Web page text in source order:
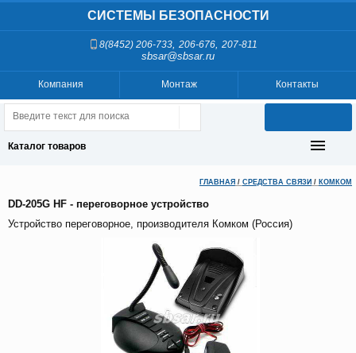
СИСТЕМЫ БЕЗОПАСНОСТИ
8(8452) 206-733, 206-676, 207-811
sbsar@sbsar.ru
Контакты
Монтаж
Компания
Каталог товаров
ГЛАВНАЯ / СРЕДСТВА СВЯЗИ / КОМКОМ
DD-205G HF - переговорное устройство
Устройство переговорное, производителя Комком (Россия)